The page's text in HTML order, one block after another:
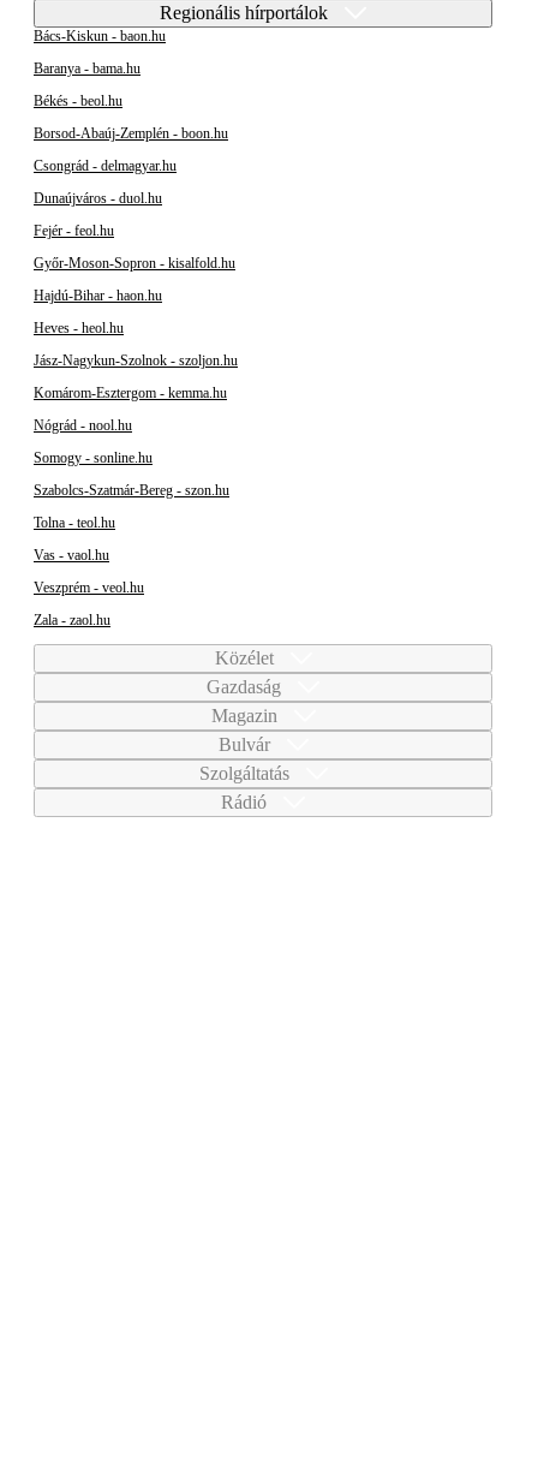
Regionális hírportálok
Bács-Kiskun - baon.hu
Baranya - bama.hu
Békés - beol.hu
Borsod-Abaúj-Zemplén - boon.hu
Csongrád - delmagyar.hu
Dunaújváros - duol.hu
Fejér - feol.hu
Győr-Moson-Sopron - kisalfold.hu
Hajdú-Bihar - haon.hu
Heves - heol.hu
Jász-Nagykun-Szolnok - szoljon.hu
Komárom-Esztergom - kemma.hu
Nógrád - nool.hu
Somogy - sonline.hu
Szabolcs-Szatmár-Bereg - szon.hu
Tolna - teol.hu
Vas - vaol.hu
Veszprém - veol.hu
Zala - zaol.hu
Közélet
Gazdaság
Magazin
Bulvár
Szolgáltatás
Rádió